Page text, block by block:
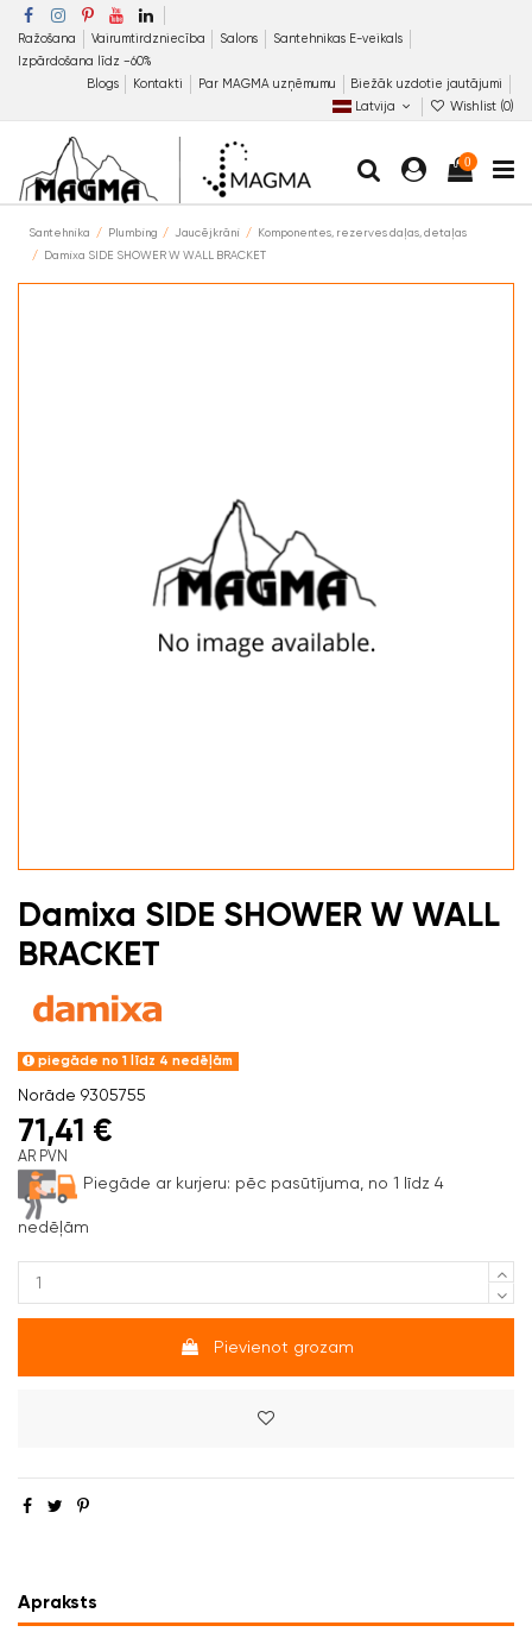
Ražošana Vairumtirdzniecība Salons
Santehnikas E-veikals
Izpārdošana līdz −60%
Blogs
Kontakti Par MAGMA uzņēmumu
Biežāk uzdotie jautājumi
Latvija
Wishlist (0)
0
Santehnika Plumbing Jaucējkrāni
Komponentes, rezerves daļas, detaļas
Damixa SIDE SHOWER W WALL BRACKET
Damixa SIDE SHOWER W WALL
BRACKET
piegāde no 1 līdz 4 nedēļām
Norāde 9305755
71,41 €
AR PVN
Piegāde ar kurjeru: pēc pasūtījuma, no 1 līdz 4
nedēļām
Pievienot grozam
Apraksts